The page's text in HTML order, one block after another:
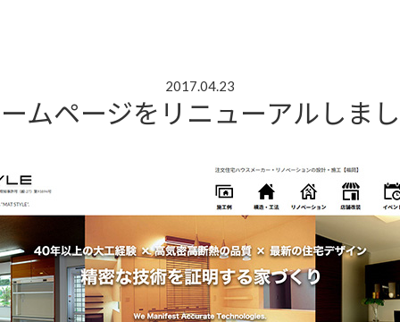
2017.04.23
ムページをリニューアルしま